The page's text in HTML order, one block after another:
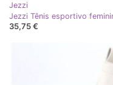
Jezzi
35,75 €